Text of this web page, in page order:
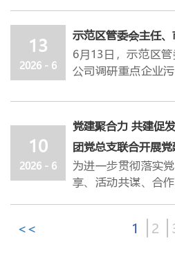
置工作，力争实现
是稳步打赢环保绩
子公司顺利完成创A
简压缩、业务流程
全、各项制度完善
障全年各项既定目标
饶朝晖强调，各业
极应对金港能源破
算、债权核查、全
容，主动对接管理
公司营收及经营基
识，将安全环保工
学习教育和问题排
全面从严治党主体
记要当好“第一责
好队伍。要持续强
让“红红脸、出出
过硬、政治过硬、
党员干部要以此为
党治党全过程，推
展、向基层延伸。
线、管理线。要 聚
关键技术攻关、成
向、夯实基础。
会前，双方检化验
场，实地走访储焦
命纪念馆开展现场
大家重温革命历史
的党性教育与精神
教学，进一步坚定
为以高质量党建引
量。
学习结束后，
公司
炼铁厂党委、
珍惜本次学习机会
板、提能力，以高
提质增效。
在专题授课环节，
关政策解读》为题
后规范开展发展党
义。黄盼以《深入
和践行正确政绩
绕 “政绩为谁而树
政绩观的丰富内涵，
势，抢抓政策机遇
耕细作，紧抓产业
入、优化产品结构
伐，不断提升核心
为示范区经济稳进
高永指出，安全是
底线。要压实企业
产、生态环保首要
红线，推动产业加
碳、高质量可持续
面提升风险管控能
设备运维、仓储物
荣、范建国、王永
门及子公司负责人
杜轶峰在讲话中指
度平台，源于集团
杜轶峰强调，制度
干部要带头学、带
用，主责部门要统
度管人、按流程
启动仪式结束后，
13
2026 - 6
示范区管委会主任
6月13日，示范区
公司调研重点企业
非，示范区管委会
局长牛少伟参加活
杜轶峰，副总经理
调研过程中，秦保建
造的整体推进情况
关键技术应用及设
物料清洁运输比例
关要求，并就焦炉
问题进行深入了解。
10
2026 - 6
党建聚合力 共建促
团党总支联合开展
为进一步贯彻落实
享、活动共谋、合
日，公司党委与济
<< 1 2